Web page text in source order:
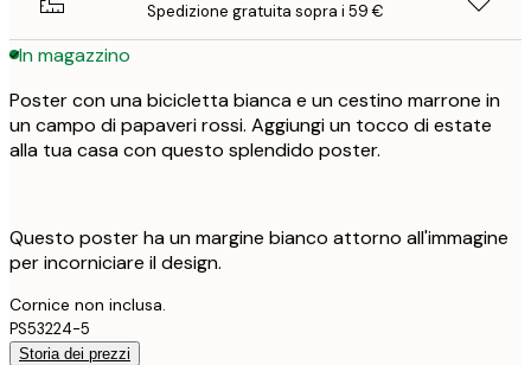
Spedizione gratuita sopra i 59 €
In magazzino
Poster con una bicicletta bianca e un cestino marrone in
un campo di papaveri rossi. Aggiungi un tocco di estate
alla tua casa con questo splendido poster.
Questo poster ha un margine bianco attorno all'immagine
per incorniciare il design.
Cornice non inclusa.
PS53224-5
Storia dei prezzi